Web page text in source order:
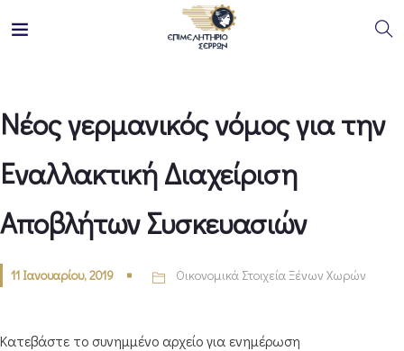
Νέος γερμανικός νόμος για την
Εναλλακτική Διαχείριση
Αποβλήτων Συσκευασιών
11 Ιανουαρίου, 2019 Οικονομικά Στοιχεία Ξένων Χωρών
Κατεβάστε το συνημμένο αρχείο για ενημέρωση